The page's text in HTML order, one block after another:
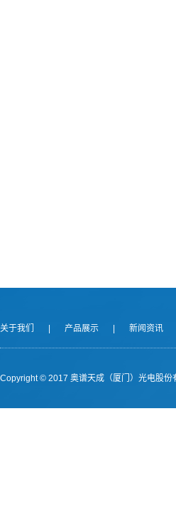
关于我们 | 产品展示 | 新闻资讯
Copyright © 2017 奥谱天成（厦门）光电股份